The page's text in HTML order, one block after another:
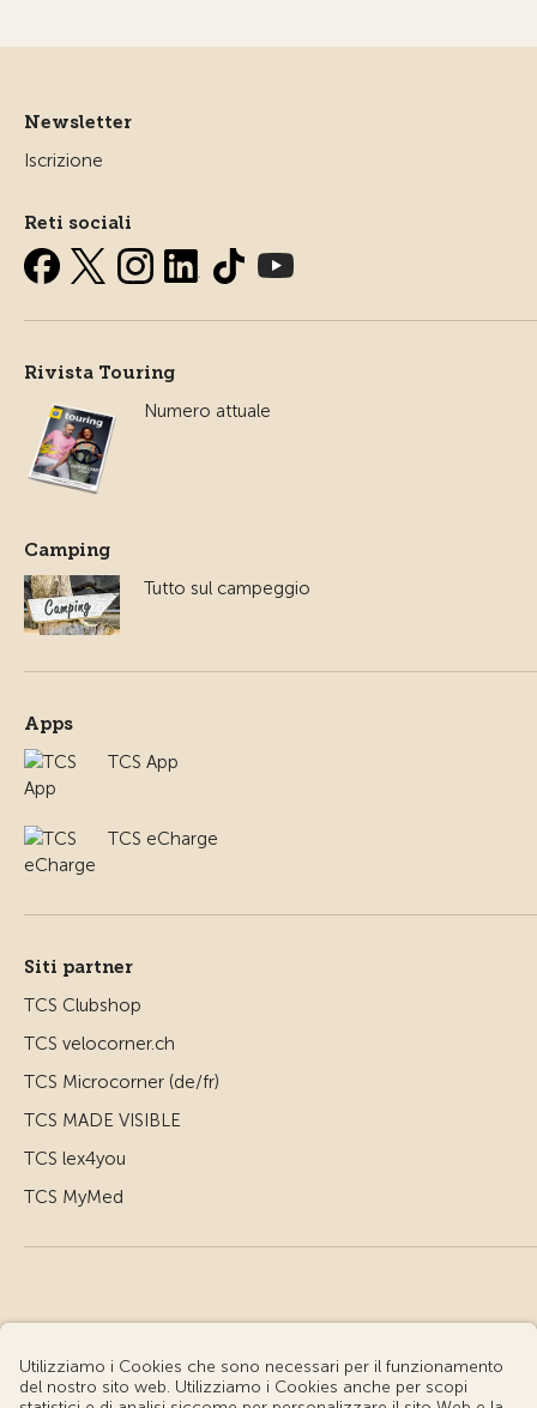
Newsletter
Iscrizione
Reti sociali
Rivista Touring
Numero attuale
Camping
Tutto sul campeggio
Apps
TCS App
TCS eCharge
Siti partner
TCS Clubshop
TCS velocorner.ch
TCS Microcorner (de/fr)
TCS MADE VISIBLE
TCS lex4you
TCS MyMed